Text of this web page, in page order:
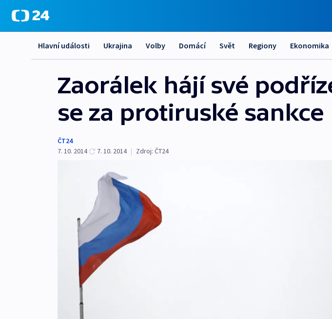
Hlavní události Ukrajina Volby Domácí Svět Regiony Ekonomika
Zaorálek hájí své
se za protiruské sankce
ČT24
7. 10. 2014
7. 10. 2014 | Zdroj: ČT24